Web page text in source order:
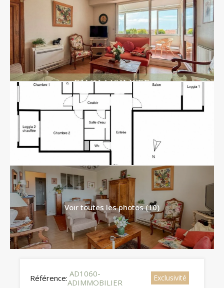
Voir toutes les photos (10)
Référence: AD1060-
ADIMMOBILIER
Exclusivité